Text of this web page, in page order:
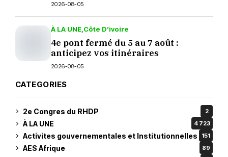
2026-08-05
À LA UNE Côte D’ivoire
4e pont fermé du 5 au 7 août :
anticipez vos itinéraires
2026-08-05
CATEGORIES
2e Congres du RHDP 2
À LA UNE 4 723
Activites gouvernementales et Institutionnelles 151
AES Afrique 89